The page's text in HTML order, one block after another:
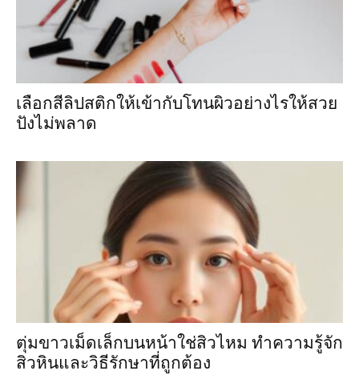
เลือกสีลิปสติกให้เข้ากับโทนผิวอย่างไรให้สวย
ปังไม่พลาด
ตุ่มขาวเม็ดเล็กบนหน้าใช่สิวไหม ทำความรู้จัก
สิวหินและวิธีรักษาที่ถูกต้อง